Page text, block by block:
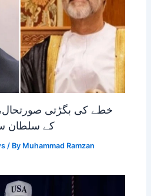
خطے کی بگڑتی
کے سلطان
/ By Muhammad Ramzan